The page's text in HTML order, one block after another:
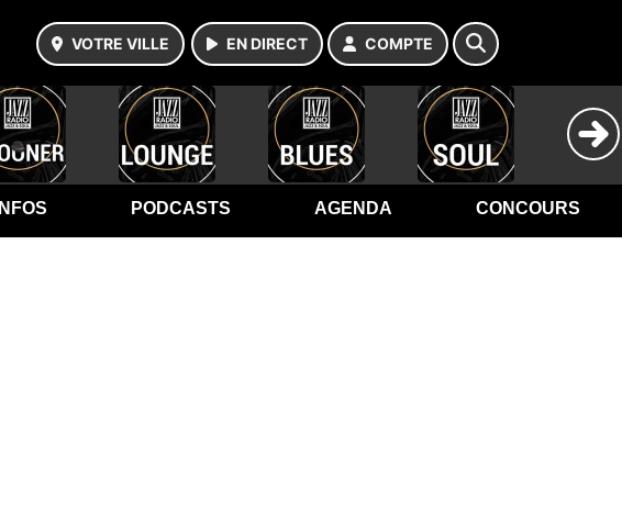
VOTRE VILLE EN DIRECT COMPTE
INFOS PODCASTS AGENDA CONCOURS